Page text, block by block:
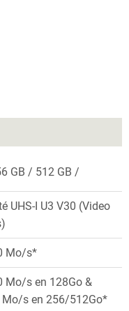
GB 512 GB
UHS-I U3 V30 (Video
Mo/s*
Mo/s en 128Go &
Mo/s en 256/512Go*